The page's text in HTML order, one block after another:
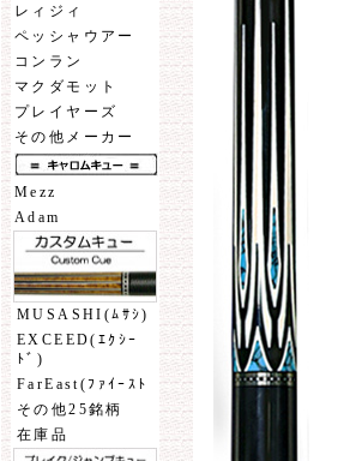
レィジィ
ペッシャウアー
コンラン
マクダモット
プレイヤーズ
その他メーカー
Mezz
Adam
MUSASHI(ﾑｻｼ)
EXCEED(ｴｸｼｰ
ﾄﾞ)
FarEast(ﾌｧｲｰｽﾄ
その他25銘柄
在庫品